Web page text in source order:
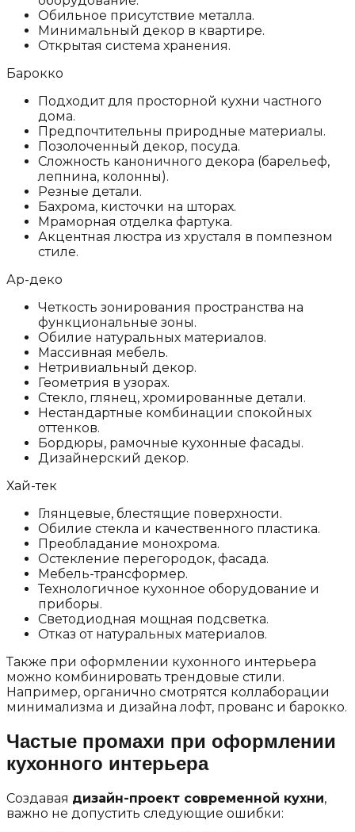
Обильное присутствие металла.
Минимальный декор в квартире.
Открытая система хранения.
Барокко
Подходит для просторной кухни частного
дома.
Предпочтительны природные материалы.
Позолоченный декор, посуда.
Сложность каноничного декора (барельеф,
лепнина, колонны).
Резные детали.
Бахрома, кисточки на шторах.
Мраморная отделка фартука.
Акцентная люстра из хрусталя в помпезном
стиле.
Ар-деко
Четкость зонирования пространства на
функциональные зоны.
Обилие натуральных материалов.
Массивная мебель.
Нетривиальный декор.
Геометрия в узорах.
Стекло, глянец, хромированные детали.
Нестандартные комбинации спокойных
оттенков.
Бордюры, рамочные кухонные фасады.
Дизайнерский декор.
Хай-тек
Глянцевые, блестящие поверхности.
Обилие стекла и качественного пластика.
Преобладание монохрома.
Остекление перегородок, фасада.
Мебель-трансформер.
Технологичное кухонное оборудование и
приборы.
Светодиодная мощная подсветка.
Отказ от натуральных материалов.
Также при оформлении кухонного интерьера
можно комбинировать трендовые стили.
Например, органично смотрятся коллаборации
минимализма и дизайна лофт, прованс и барокко.
Частые промахи при оформлении
кухонного интерьера
Создавая дизайн-проект современной кухни,
важно не допустить следующие ошибки: